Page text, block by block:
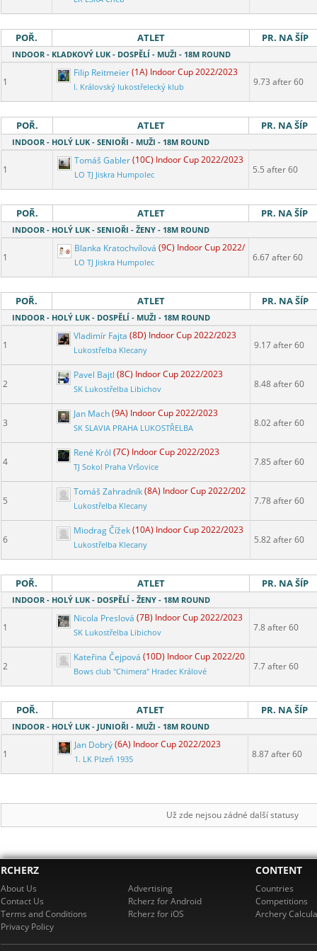
POŘ. ATLET PR. NA ŠÍP
INDOOR - KLADKOVÝ LUK - DOSPĚLÍ - MUŽI - 18M ROUND
1
Filip Reitmeier(1A) Indoor Cup 2022/2023
I. Královský lukostřelecký klub 9.73 after 60
POŘ. ATLET PR. NA ŠÍP
INDOOR - HOLÝ LUK - SENIOŘI - MUŽI - 18M ROUND
1
Tomáš Gabler(10C) Indoor Cup 2022/2023
LO TJ Jiskra Humpolec 5.5 after 60
POŘ. ATLET PR. NA ŠÍP
INDOOR - HOLÝ LUK - SENIOŘI - ŽENY - 18M ROUND
1
Blanka Kratochvílová (9C) Indoor Cup 2022/2023
LO TJ Jiskra Humpolec 6.67 after 60
POŘ. ATLET PR. NA ŠÍP
INDOOR - HOLÝ LUK - DOSPĚLÍ - MUŽI - 18M ROUND
1
Vladimír Fajta (8D) Indoor Cup 2022/2023
Lukostřelba Klecany 9.17 after 60
2
Pavel Bajtl (8C) Indoor Cup 2022/2023
SK Lukostřelba Libichov 8.48 after 60
3
Jan Mach(9A) Indoor Cup 2022/2023
SK SLAVIA PRAHA LUKOSTŘELBA 8.02 after 60
4
René Król (7C) Indoor Cup 2022/2023
TJ Sokol Praha Vršovice 7.85 after 60
5
Tomáš Zahradník(8A) Indoor Cup 2022/2023
Lukostřelba Klecany 7.78 after 60
6
Miodrag Čížek(10A) Indoor Cup 2022/2023
Lukostřelba Klecany 5.82 after 60
POŘ. ATLET PR. NA ŠÍP
INDOOR - HOLÝ LUK - DOSPĚLÍ - ŽENY - 18M ROUND
1
Nicola Preslová (7B) Indoor Cup 2022/2023
SK Lukostřelba Libichov 7.8 after 60
2
Kateřina Čejpová (10D) Indoor Cup 2022/2023
Bows club "Chimera" Hradec Králové 7.7 after 60
POŘ. ATLET PR. NA ŠÍP
INDOOR - HOLÝ LUK - JUNIOŘI - MUŽI - 18M ROUND
1
Jan Dobrý(6A) Indoor Cup 2022/2023
1. LK Plzeň 1935 8.87 after 60
Už zde nejsou zádné další statusy
RCHERZ
About Us
Contact Us
Terms and Conditions
Privacy Policy
Advertising
Rcherz for Android
Rcherz for iOS
CONTENT
Countries
Competitions
Archery